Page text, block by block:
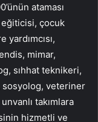
ataması
çocuk
mimar,
sıhhat teknikeri,
sosyolog, veteriner
takımlara
hizmetli ve